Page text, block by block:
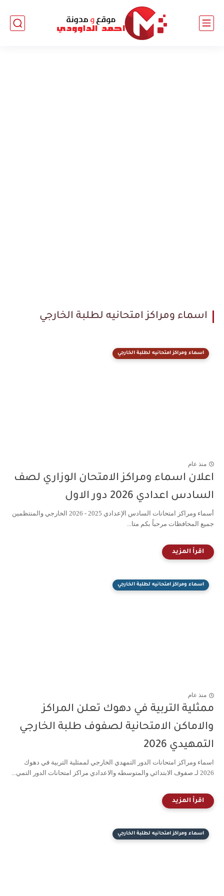
اسماء ومراكز امتحانيه لطلبة الخارجي
اسماء ومراكز امتحانيه لطلبة الخارجي
منذ عام
اعلان اسماء ومراكز الامتحان الوزاري لصف
السادس اعدادي 2026 دور الاول
أسماء ومراكز امتحانات السادس الإعدادي 2025 - 2026 الخارجي والمنتظمين
جميع المحافظات مرحباً بكم متا...
اسماء ومراكز امتحانيه لطلبة الخارجي
منذ عام
ممثلية التربية في دهوك تعلن المراكز
والاماكن الامتحانية لصفوف طلبة الخارجي
التمهيدي 2026
اسماء ومراكز امتحانات الدور التمهدي الخارجي لممثلية التربية في دهوك
2026 لـ صفوف الابتدائي والمتوسطه والاعدادي مراكز امتحانات الدور التمي...
اسماء ومراكز امتحانيه لطلبة الخارجي